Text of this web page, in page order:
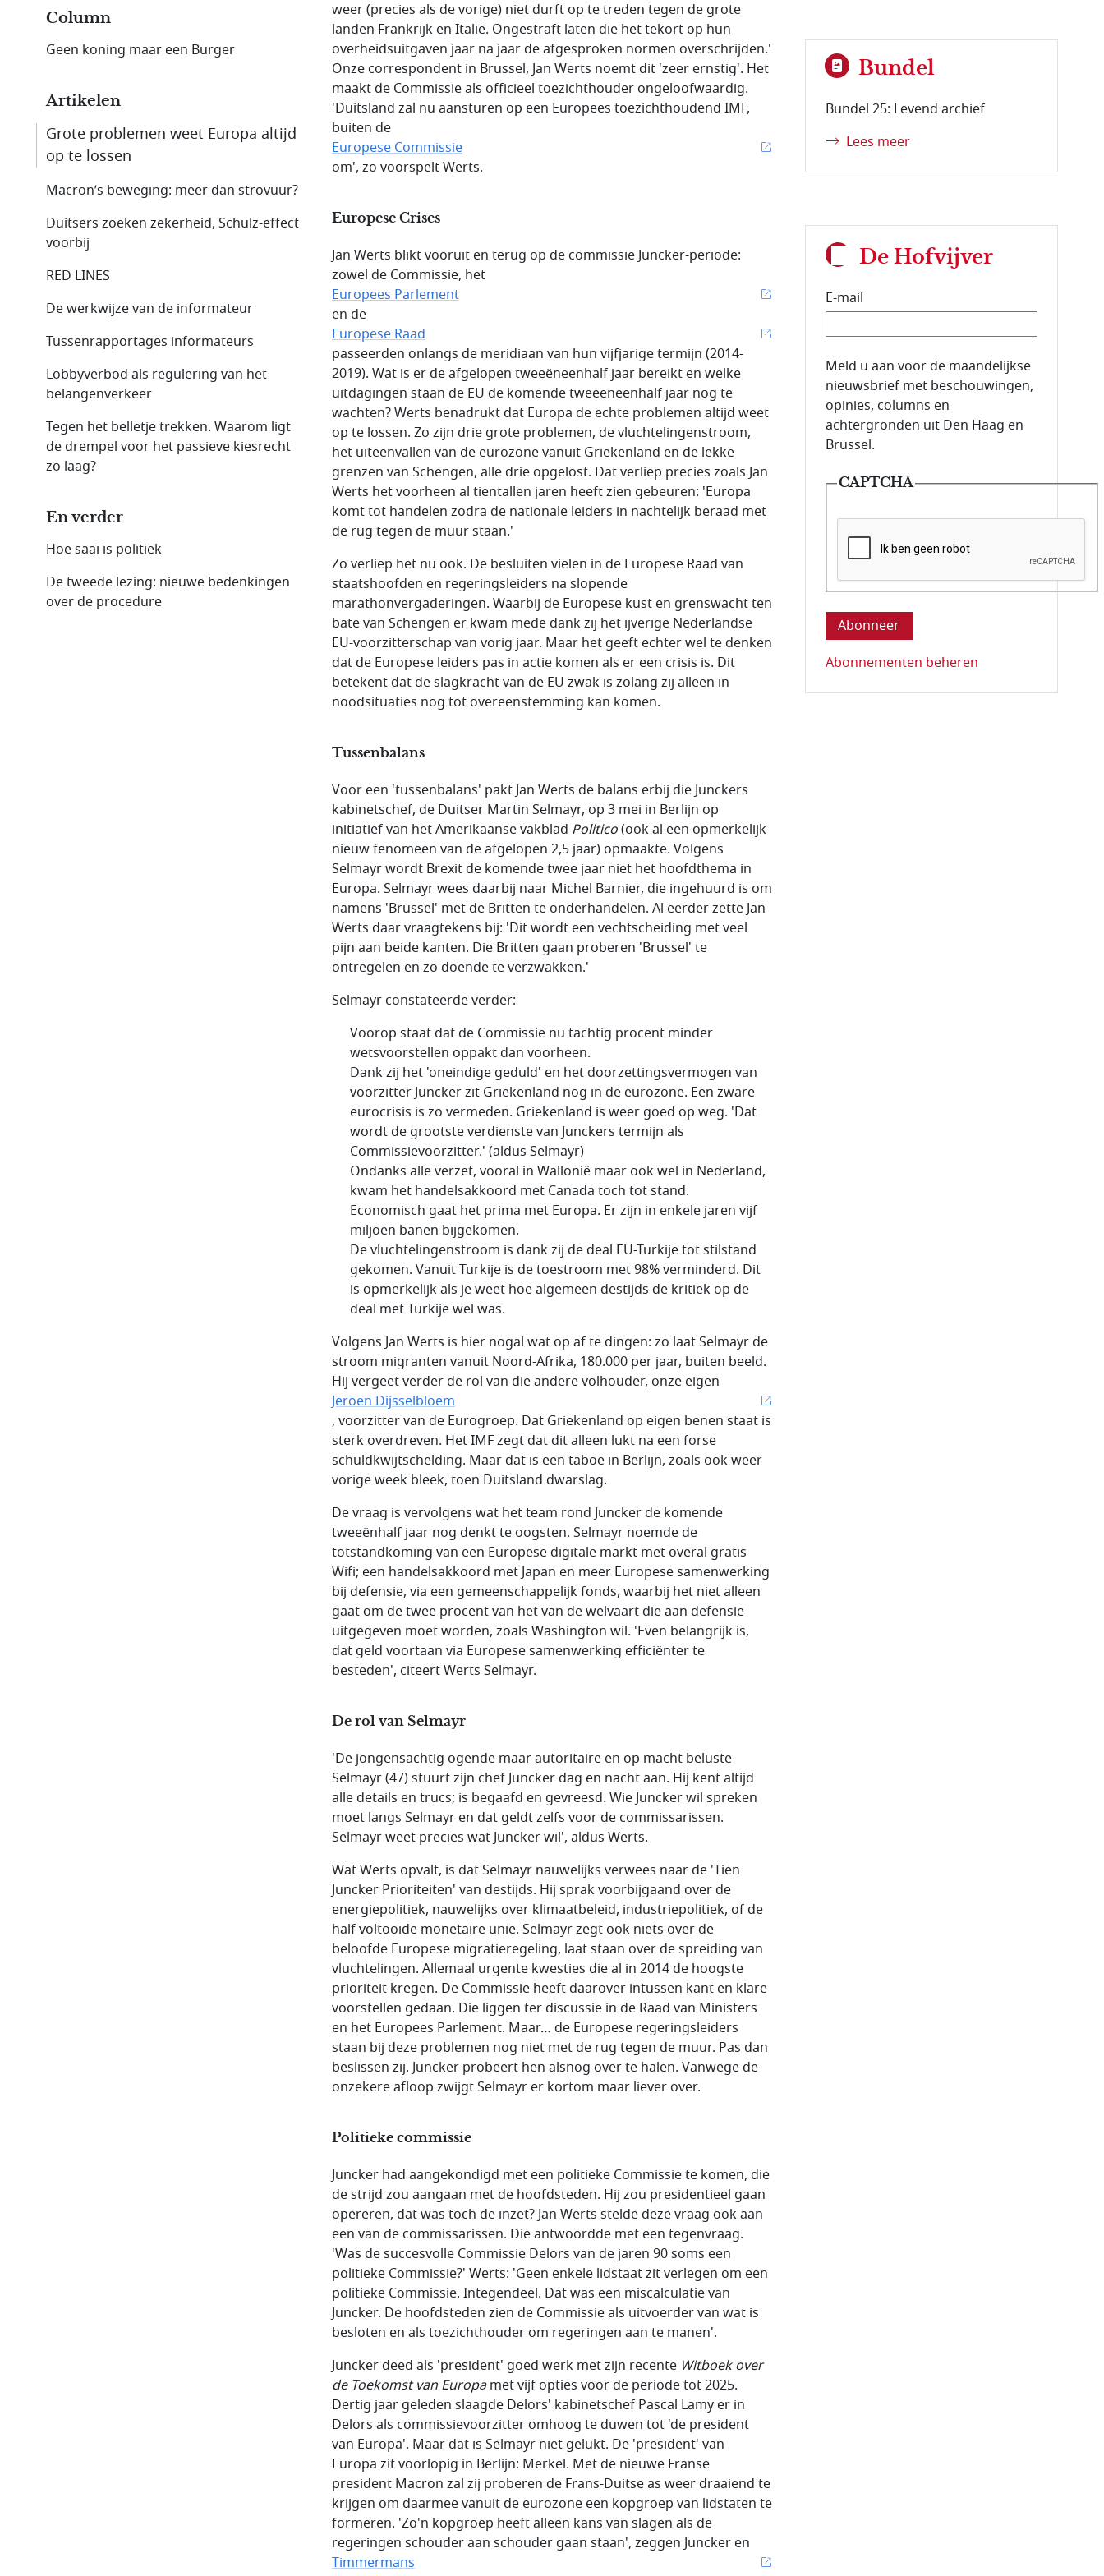
weer (precies als de vorige) niet durft op te treden tegen de grote
landen Frankrijk en Italië. Ongestraft laten die het tekort op hun
overheidsuitgaven jaar na jaar de afgesproken normen overschrijden.'
Onze correspondent in Brussel, Jan Werts noemt dit 'zeer ernstig'. Het
maakt de Commissie als officieel toezichthouder ongeloofwaardig.
'Duitsland zal nu aansturen op een Europees toezichthoudend IMF,
buiten de
Europese Commissie
om', zo voorspelt Werts.
Europese Crises
Jan Werts blikt vooruit en terug op de commissie Juncker-periode:
zowel de Commissie, het
Europees Parlement
en de
Europese Raad
passeerden onlangs de meridiaan van hun vijfjarige termijn (2014-
2019). Wat is er de afgelopen tweeëneenhalf jaar bereikt en welke
uitdagingen staan de EU de komende tweeëneenhalf jaar nog te
wachten? Werts benadrukt dat Europa de echte problemen altijd weet
op te lossen. Zo zijn drie grote problemen, de vluchtelingenstroom,
het uiteenvallen van de eurozone vanuit Griekenland en de lekke
grenzen van Schengen, alle drie opgelost. Dat verliep precies zoals Jan
Werts het voorheen al tientallen jaren heeft zien gebeuren: 'Europa
komt tot handelen zodra de nationale leiders in nachtelijk beraad met
de rug tegen de muur staan.'
Zo verliep het nu ook. De besluiten vielen in de Europese Raad van
staatshoofden en regeringsleiders na slopende
marathonvergaderingen. Waarbij de Europese kust en grenswacht ten
bate van Schengen er kwam mede dank zij het ijverige Nederlandse
EU-voorzitterschap van vorig jaar. Maar het geeft echter wel te denken
dat de Europese leiders pas in actie komen als er een crisis is. Dit
betekent dat de slagkracht van de EU zwak is zolang zij alleen in
noodsituaties nog tot overeenstemming kan komen.
Tussenbalans
Voor een 'tussenbalans' pakt Jan Werts de balans erbij die Junckers
kabinetschef, de Duitser Martin Selmayr, op 3 mei in Berlijn op
initiatief van het Amerikaanse vakblad Politico(ook al een opmerkelijk
nieuw fenomeen van de afgelopen 2,5 jaar) opmaakte. Volgens
Selmayr wordt Brexit de komende twee jaar niet het hoofdthema in
Europa. Selmayr wees daarbij naar Michel Barnier, die ingehuurd is om
namens 'Brussel' met de Britten te onderhandelen. Al eerder zette Jan
Werts daar vraagtekens bij: 'Dit wordt een vechtscheiding met veel
pijn aan beide kanten. Die Britten gaan proberen 'Brussel' te
ontregelen en zo doende te verzwakken.'
Selmayr constateerde verder:
Voorop staat dat de Commissie nu tachtig procent minder
wetsvoorstellen oppakt dan voorheen.
Dank zij het 'oneindige geduld' en het doorzettingsvermogen van
voorzitter Juncker zit Griekenland nog in de eurozone. Een zware
eurocrisis is zo vermeden. Griekenland is weer goed op weg. 'Dat
wordt de grootste verdienste van Junckers termijn als
Commissievoorzitter.' (aldus Selmayr)
Ondanks alle verzet, vooral in Wallonië maar ook wel in Nederland,
kwam het handelsakkoord met Canada toch tot stand.
Economisch gaat het prima met Europa. Er zijn in enkele jaren vijf
miljoen banen bijgekomen.
De vluchtelingenstroom is dank zij de deal EU-Turkije tot stilstand
gekomen. Vanuit Turkije is de toestroom met 98% verminderd. Dit
is opmerkelijk als je weet hoe algemeen destijds de kritiek op de
deal met Turkije wel was.
Volgens Jan Werts is hier nogal wat op af te dingen: zo laat Selmayr de
stroom migranten vanuit Noord-Afrika, 180.000 per jaar, buiten beeld.
Hij vergeet verder de rol van die andere volhouder, onze eigen
Jeroen Dijsselbloem
, voorzitter van de Eurogroep. Dat Griekenland op eigen benen staat is
sterk overdreven. Het IMF zegt dat dit alleen lukt na een forse
schuldkwijtschelding. Maar dat is een taboe in Berlijn, zoals ook weer
vorige week bleek, toen Duitsland dwarslag.
De vraag is vervolgens wat het team rond Juncker de komende
tweeënhalf jaar nog denkt te oogsten. Selmayr noemde de
totstandkoming van een Europese digitale markt met overal gratis
Wifi; een handelsakkoord met Japan en meer Europese samenwerking
bij defensie, via een gemeenschappelijk fonds, waarbij het niet alleen
gaat om de twee procent van het van de welvaart die aan defensie
uitgegeven moet worden, zoals Washington wil. 'Even belangrijk is,
dat geld voortaan via Europese samenwerking efficiënter te
besteden', citeert Werts Selmayr.
De rol van Selmayr
'De jongensachtig ogende maar autoritaire en op macht beluste
Selmayr (47) stuurt zijn chef Juncker dag en nacht aan. Hij kent altijd
alle details en trucs; is begaafd en gevreesd. Wie Juncker wil spreken
moet langs Selmayr en dat geldt zelfs voor de commissarissen.
Selmayr weet precies wat Juncker wil', aldus Werts.
Wat Werts opvalt, is dat Selmayr nauwelijks verwees naar de 'Tien
Juncker Prioriteiten' van destijds. Hij sprak voorbijgaand over de
energiepolitiek, nauwelijks over klimaatbeleid, industriepolitiek, of de
half voltooide monetaire unie. Selmayr zegt ook niets over de
beloofde Europese migratieregeling, laat staan over de spreiding van
vluchtelingen. Allemaal urgente kwesties die al in 2014 de hoogste
prioriteit kregen. De Commissie heeft daarover intussen kant en klare
voorstellen gedaan. Die liggen ter discussie in de Raad van Ministers
en het Europees Parlement. Maar… de Europese regeringsleiders
staan bij deze problemen nog niet met de rug tegen de muur. Pas dan
beslissen zij. Juncker probeert hen alsnog over te halen. Vanwege de
onzekere afloop zwijgt Selmayr er kortom maar liever over.
Politieke commissie
Juncker had aangekondigd met een politieke Commissie te komen, die
de strijd zou aangaan met de hoofdsteden. Hij zou presidentieel gaan
opereren, dat was toch de inzet? Jan Werts stelde deze vraag ook aan
een van de commissarissen. Die antwoordde met een tegenvraag.
'Was de succesvolle Commissie Delors van de jaren 90 soms een
politieke Commissie?' Werts: 'Geen enkele lidstaat zit verlegen om een
politieke Commissie. Integendeel. Dat was een miscalculatie van
Juncker. De hoofdsteden zien de Commissie als uitvoerder van wat is
besloten en als toezichthouder om regeringen aan te manen'.
Juncker deed als 'president' goed werk met zijn recente Witboek over
de Toekomst van Europamet vijf opties voor de periode tot 2025.
Dertig jaar geleden slaagde Delors' kabinetschef Pascal Lamy er in
Delors als commissievoorzitter omhoog te duwen tot 'de president
van Europa'. Maar dat is Selmayr niet gelukt. De 'president' van
Europa zit voorlopig in Berlijn: Merkel. Met de nieuwe Franse
president Macron zal zij proberen de Frans-Duitse as weer draaiend te
krijgen om daarmee vanuit de eurozone een kopgroep van lidstaten te
formeren. 'Zo'n kopgroep heeft alleen kans van slagen als de
regeringen schouder aan schouder gaan staan', zeggen Juncker en
Timmermans
Column
Geen koning maar een Burger
Artikelen
Grote problemen weet Europa altijd
op te lossen
Macron’s beweging: meer dan strovuur?
Duitsers zoeken zekerheid, Schulz-effect
voorbij
RED LINES
De werkwijze van de informateur
Tussenrapportages informateurs
Lobbyverbod als regulering van het
belangenverkeer
Tegen het belletje trekken. Waarom ligt
de drempel voor het passieve kiesrecht
zo laag?
En verder
Hoe saai is politiek
De tweede lezing: nieuwe bedenkingen
over de procedure
Bundel
Bundel 25: Levend archief
Lees meer
De Hofvijver
E-mail
E-mailadres van de abonnee.
Meld u aan voor de maandelijkse
nieuwsbrief met beschouwingen,
opinies, columns en
achtergronden uit Den Haag en
Brussel.
CAPTCHA
Deze vraag is om te controleren dat u
Abonnementen beheren